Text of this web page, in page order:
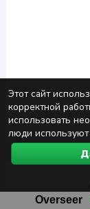
Этот сайт
корректной
использовать
люди используют